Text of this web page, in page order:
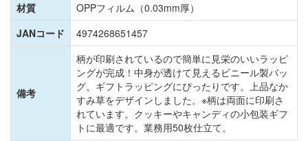
材質
OPPフィルム（0.03mm厚）
JANコード
4974268651457
備考
柄が印刷されているので簡単に見栄のいいラッピ
ングが完成！中身が透けて見えるビニール製バッ
グ。ギフトラッピングにぴったりです。上品なか
すみ草をデザインしました。※柄は両面に印刷さ
れています。クッキーやキャンディの小包装ギフ
トに最適です。業務用50枚仕立て。